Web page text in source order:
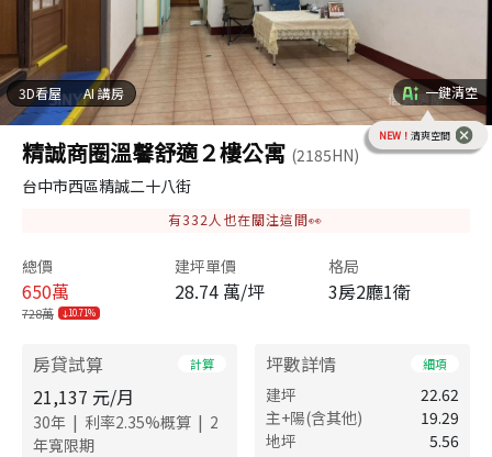
3D看屋 AI 講房 一鍵清空
NEW！ 清爽空間
精誠商圈溫馨舒適２樓公寓 (2185HN)
台中市西區精誠二十八街
有332 人也在關注這間👀
總價
650萬
728萬 10.71%
建坪單價
28.74 萬/坪
格局
3房2廳1衛
房貸試算 計算
21,137 元/月
30年 | 利率2.35%概算 | 2
年寬限期
坪數詳情 細項
建坪
22.62
主+陽(含其他)
19.29
地坪
5.56